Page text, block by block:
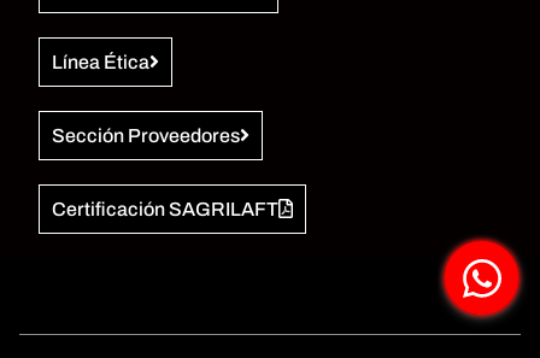
Línea Ética
Sección Proveedores
Certificación SAGRILAFT